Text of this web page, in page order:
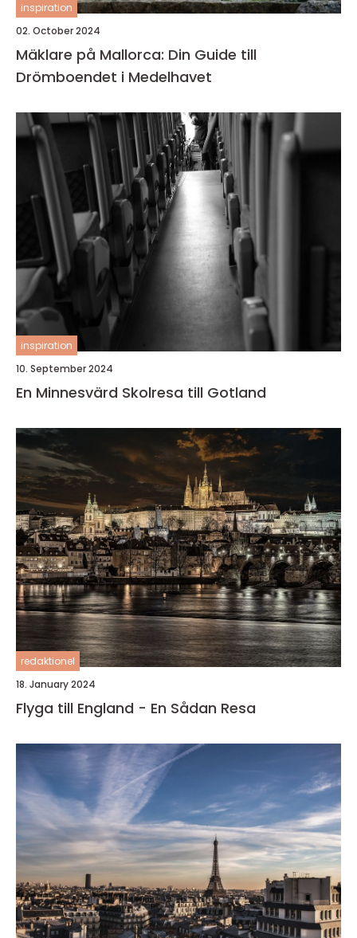
inspiration
02. October 2024
Mäklare på Mallorca: Din Guide till
Drömboendet i Medelhavet
inspiration
10. September 2024
En Minnesvärd Skolresa till Gotland
redaktionel
18. January 2024
Flyga till England - En Sådan Resa